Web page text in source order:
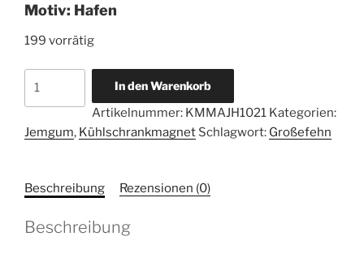
Motiv: Hafen
199 vorrätig
68
Moin
Jemgum
In den Warenkorb
Artikelnummer: KMMAJH1021 Kategorien:
Jemgum, Kühlschrankmagnet Schlagwort: Großefehn
Beschreibung Rezensionen (0)
Beschreibung